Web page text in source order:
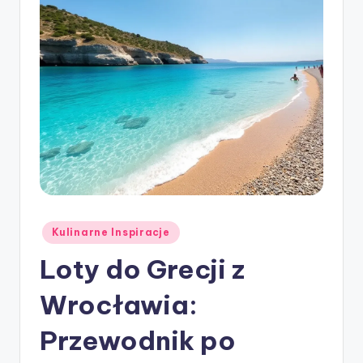
Posted
in
Kulinarne Inspiracje
Loty do Grecji z
Wrocławia:
Przewodnik po